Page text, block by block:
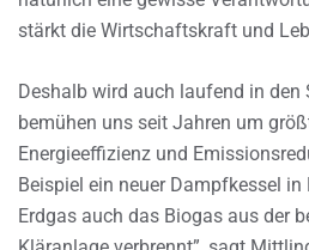
stärkt die Wirtschaftskraft und
Deshalb wird auch laufend in den
bemühen uns seit Jahren um
Energieeffizienz und
Beispiel ein neuer Dampfkessel in
Erdgas auch das Biogas aus der